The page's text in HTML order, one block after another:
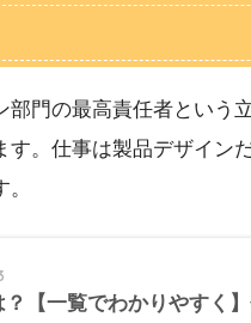
部門の最高責任者という
す。仕事は製品デザイン
？【一覧でわかりやすく